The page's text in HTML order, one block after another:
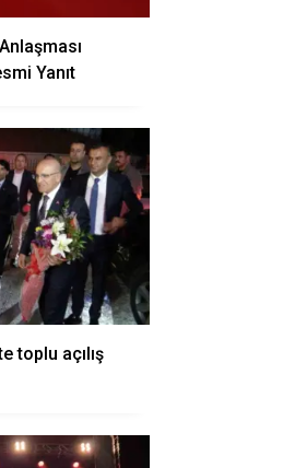
Yanıt
toplu açılış